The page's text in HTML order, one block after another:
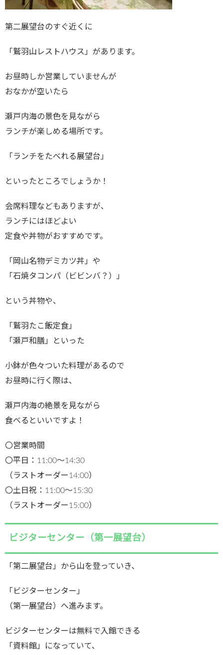
第二展望台のすぐ近くに
「鷲羽山レストハウス」があります。
お昼時しか営業していませんが
おなかが空いたら
瀬戸内海の景色を見ながら
ランチが楽しめる場所です。
「ランチをたべれる展望台」
といったところでしょうか！
会席料理などもありますが、
ランチにはほどよい
定食や丼物がおすすめです。
「岡山名物デミカツ丼」や
「石焼タコンパ（ビビンバ？）」
という丼物や、
「鷲羽たこ飯定食」
「瀬戸和膳」といった
小鉢が色々ついた料理があるので
お昼時に行く際は、
瀬戸内海の絶景を見ながら
食べるといいですよ！
〇営業時間
〇平日：11:00〜14:30
（ラストオーダー14:00）
〇土日祝：11:00〜15:30
（ラストオーダー15:00）
ビジターセンター（第一展望台）
「第二展望台」から山を登っていき、
「ビジターセンター」
（第一展望台）へ進みます。
ビジターセンターは無料で入館できる
「資料館」になっていて、